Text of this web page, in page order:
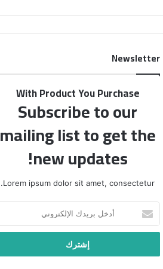
Newsletter
With Product You Purchase
Subscribe to our
mailing list to get the
new updates!
Lorem ipsum dolor sit amet, consectetur.
بريدك
الإلكتروني